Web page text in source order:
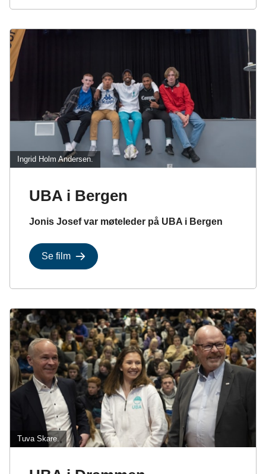
Ingrid Holm Andersen.
UBA i Bergen
Jonis Josef var møteleder på UBA i Bergen
Se film
Tuva Skare.